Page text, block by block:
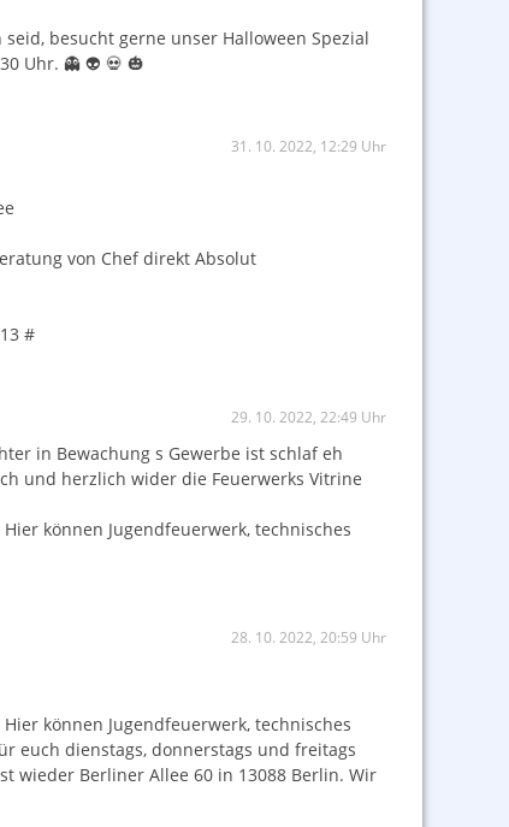
besucht gerne unser Halloween Spezial
Uhr. 👻 👽 💀 🎃
31. 10. 2022, 12:29 Uhr
von Chef direkt Absolut
#
29. 10. 2022, 22:49 Uhr
in Bewachung s Gewerbe ist schlaf eh
und herzlich wider die Feuerwerks Vitrine
können Jugendfeuerwerk, technisches
28. 10. 2022, 20:59 Uhr
können Jugendfeuerwerk, technisches
euch dienstags, donnerstags und freitags
wieder Berliner Allee 60 in 13088 Berlin. Wir